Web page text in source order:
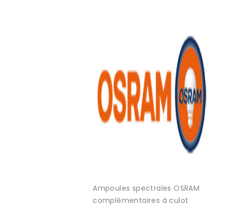
Ampoules spectrales OSRAM
complémentaires à culot